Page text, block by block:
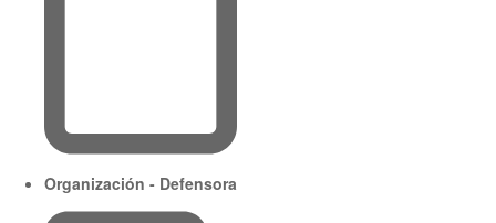
Organización - Defensora